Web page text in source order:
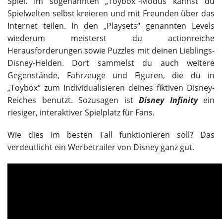
Spielwelten selbst kreieren und mit Freunden über das
Internet teilen. In den „Playsets“ genannten Levels
wiederum meisterst du actionreiche
Herausforderungen sowie Puzzles mit deinen Lieblings-
Disney-Helden. Dort sammelst du auch weitere
Gegenstände, Fahrzeuge und Figuren, die du in
„Toybox“ zum Individualisieren deines fiktiven Disney-
Reiches benutzt. Sozusagen ist Disney Infinity ein
riesiger, interaktiver Spielplatz für Fans.
Wie dies im besten Fall funktionieren soll? Das
verdeutlicht ein Werbetrailer von Disney ganz gut.